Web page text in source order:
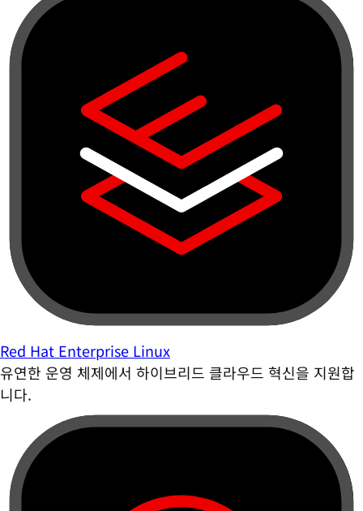
Red Hat Enterprise Linux
유연한 운영 체제에서 하이브리드 클라우드 혁신을 지원합
니다.